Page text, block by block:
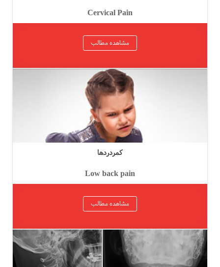
Cervical Pain
مشاهده مطالب
کمردردها
Low back pain
مشاهده مطالب